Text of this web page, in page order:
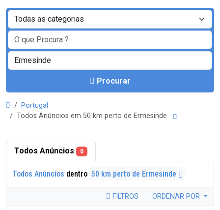
Procurar
Portugal
Todos Anúncios em 50 km perto de Ermesinde
Todos Anúncios 0
Todos Anúncios dentro 50 km perto de Ermesinde
FILTROS ORDENAR POR